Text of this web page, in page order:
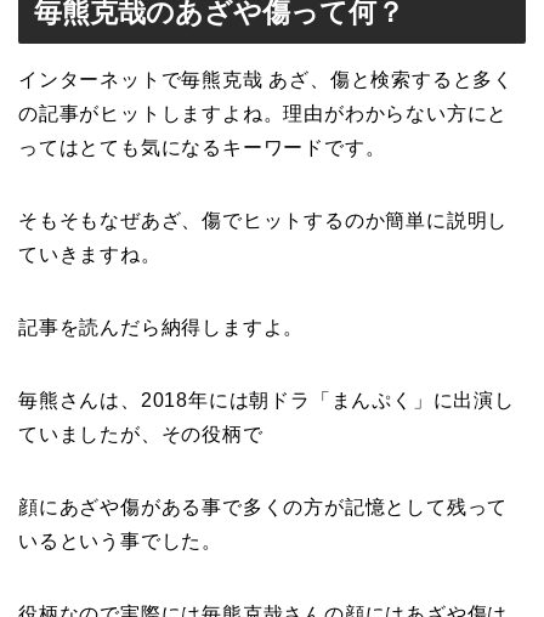
毎熊克哉のあざや傷って何？
インターネットで毎熊克哉 あざ、傷と検索すると多く
の記事がヒットしますよね。理由がわからない方にと
ってはとても気になるキーワードです。
そもそもなぜあざ、傷でヒットするのか簡単に説明し
ていきますね。
記事を読んだら納得しますよ。
毎熊さんは、2018年には朝ドラ「まんぷく」に出演し
ていましたが、その役柄で
顔にあざや傷がある事で多くの方が記憶として残って
いるという事でした。